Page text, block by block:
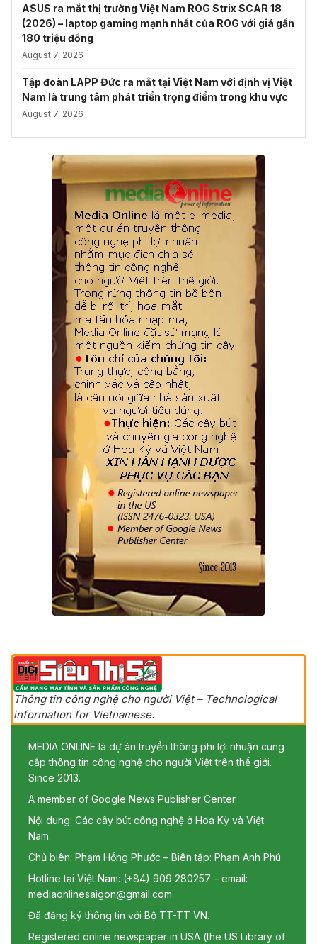
ASUS ra mắt thị trường Việt Nam ROG Strix SCAR 18
(2026) – laptop gaming mạnh nhất của ROG với giá gần
180 triệu đồng
August 7, 2026
Tập đoàn LAPP Đức ra mắt tại Việt Nam với định vị Việt
Nam là trung tâm phát triển trọng điểm trong khu vực
August 7, 2026
Thông tin công nghệ cho người Việt – Technological
information for Vietnamese.
MEDIA ONLINE là dự án truyền thông phi lợi nhuận cung
cấp thông tin công nghệ cho người Việt trên thế giới.
Since 2013.
A member of Google News Publisher Center.
Nội dung: Các cây bút công nghệ ở Hoa Kỳ và Việt
Nam.
Chủ biên: Phạm Hồng Phước – Biên tập: Phạm Anh Phú
Hotline tại Việt Nam: (+84) 909 280257 – email:
mediaonlinesaigon@gmail.com
Đã đăng ký thông tin với Bộ TT-TT VN.
Registered online newspaper in USA (the US Library of